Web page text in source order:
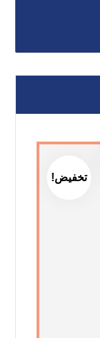
تخفيض!